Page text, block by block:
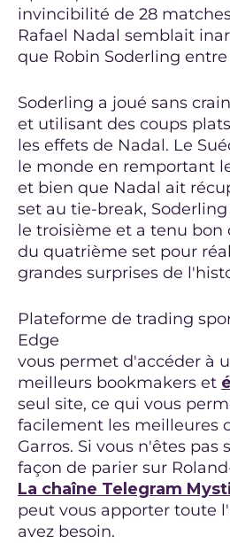
invincibilité de 28
Rafael Nadal semblait
que Robin Soderling
Soderling a joué sans
et utilisant des coups
les effets de Nadal. Le
le monde en remportant
et bien que Nadal ait
set au tie-break,
le troisième et a tenu bon
du quatrième set pour
grandes surprises de
Plateforme de trading
Edge
vous permet d'accéder à
meilleurs bookmakers et
seul site, ce qui vous
facilement les meilleures
Garros. Si vous n'êtes pas
façon de parier sur
La chaîne Telegram
peut vous apporter toute
avez besoin.